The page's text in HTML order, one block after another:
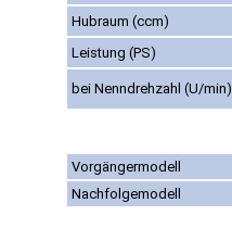
Hubraum (ccm)
Leistung (PS)
bei Nenndrehzahl (U/min)
Vorgängermodell
Nachfolgemodell